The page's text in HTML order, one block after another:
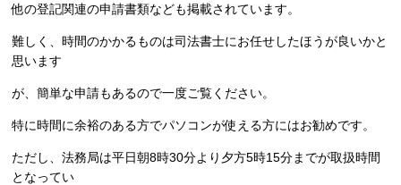
他の登記関連の申請書類なども掲載されています。
難しく、時間のかかるものは司法書士にお任せしたほうが良いかと
思います
が、簡単な申請もあるので一度ご覧ください。
特に時間に余裕のある方でパソコンが使える方にはお勧めです。
ただし、法務局は平日朝8時30分より夕方5時15分までが取扱時間
となってい